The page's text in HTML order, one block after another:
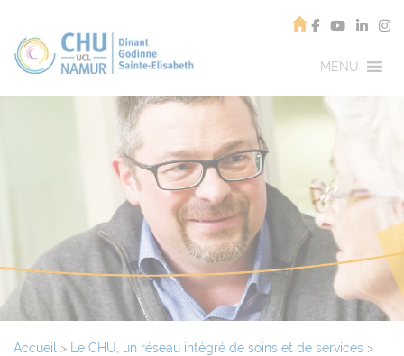
MENU
Accueil > Le CHU, un réseau intégré de soins et de services >